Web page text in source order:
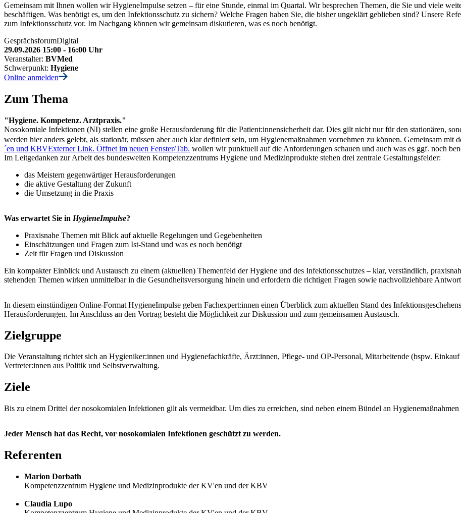
Gemeinsam mit Ihnen wollen wir HygieneImpulse setzen – für eine Stunde, einmal im Quartal. Wir besprechen Themen, die Sie und viele
beschäftigen. Was benötigt es, um den Infektionsschutz zu sichern? Welche Fragen haben Sie, die bisher ungeklärt geblieben sind? Unsere
zum Infektionsschutz vor. Im Nachgang können wir gemeinsam diskutieren, was es noch benötigt.
GesprächsforumDigital
29.09.2026 15:00 - 16:00 Uhr
Veranstalter: BVMed
Schwerpunkt: Hygiene
Online anmelden
Zum Thema
"Hygiene. Kompetenz. Arztpraxis."
Nosokomiale Infektionen (NI) stellen eine große Herausforderung für die Patient:innensicherheit dar. Dies gilt nicht nur für den stationären,
werden hier anders gelebt, als stationär, müssen aber auch klar definiert sein, um Hygienemaßnahmen vornehmen zu können. Gemeinsam mit
´en und KBVExterner Link. Öffnet im neuen Fenster/Tab. wollen wir punktuell auf die Anforderungen schauen und auch was es ggf. noch
Im Leitgedanken zur Arbeit des bundesweiten Kompetenzzentrums Hygiene und Medizinprodukte stehen drei zentrale Gestaltungsfelder:
das Meistern gegenwärtiger Herausforderungen
die aktive Gestaltung der Zukunft
die Umsetzung in die Praxis
Was erwartet Sie in HygieneImpulse?
Praxisnahe Themen mit Blick auf aktuelle Regelungen und Gegebenheiten
Einschätzungen und Fragen zum Ist-Stand und was es noch benötigt
Zeit für Fragen und Diskussion
Ein kompakter Einblick und Austausch zu einem (aktuellen) Themenfeld der Hygiene und des Infektionsschutzes – klar, verständlich,
stehenden Themen wirken unmittelbar in die Gesundheitsversorgung hinein und erfordern die richtigen Fragen sowie nachvollziehbare
In diesem einstündigen Online-Format HygieneImpulse geben Fachexpert:innen einen Überblick zum aktuellen Stand des
Herausforderungen. Im Anschluss an den Vortrag besteht die Möglichkeit zur Diskussion und zum gemeinsamen Austausch.
Zielgruppe
Die Veranstaltung richtet sich an Hygieniker:innen und Hygienefachkräfte, Ärzt:innen, Pflege- und OP-Personal, Mitarbeitende (bspw.
Vertreter:innen aus Politik und Selbstverwaltung.
Ziele
Bis zu einem Drittel der nosokomialen Infektionen gilt als vermeidbar. Um dies zu erreichen, sind neben einem Bündel an
Jeder Mensch hat das Recht, vor nosokomialen Infektionen geschützt zu werden.
Referenten
Marion Dorbath
Kompetenzzentrum Hygiene und Medizinprodukte der KV'en und der KBV
Claudia Lupo